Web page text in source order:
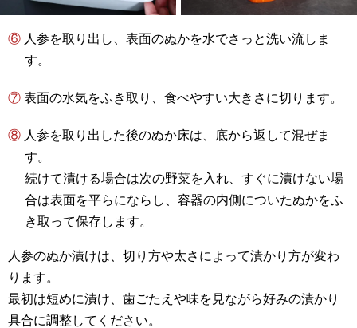
⑥ 人参を取り出し、表面のぬかを水でさっと洗い流しま
す。
⑦ 表面の水気をふき取り、食べやすい大きさに切ります。
⑧ 人参を取り出した後のぬか床は、底から返して混ぜま
す。
続けて漬ける場合は次の野菜を入れ、すぐに漬けない場
合は表面を平らにならし、容器の内側についたぬかをふ
き取って保存します。
人参のぬか漬けは、切り方や太さによって漬かり方が変わ
ります。
最初は短めに漬け、歯ごたえや味を見ながら好みの漬かり
具合に調整してください。